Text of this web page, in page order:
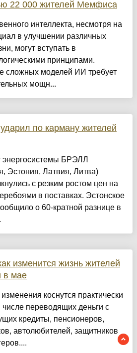
22 000 жителей Мемфиса
интеллекта, несмотря на
в улучшении различных
могут вступать в
принципами.
сложных моделей ИИ требует
мощн...
по карману жителей
энергосистемы БРЭЛЛ
Эстония, Латвия, Литва)
с резким ростом цен на
в поставках. Эстонское
о 60-кратной разнице в
изменится жизнь жителей
в мае
коснутся практически
числе переводящих деньги с
кредиты, пенсионеров,
автолюбителей, защитников